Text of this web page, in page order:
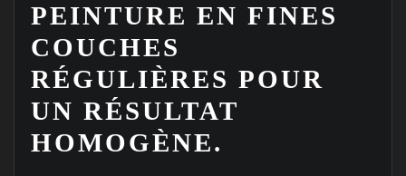
PEINTURE EN FINES
COUCHES
RÉGULIÈRES POUR
UN RÉSULTAT
HOMOGÈNE.